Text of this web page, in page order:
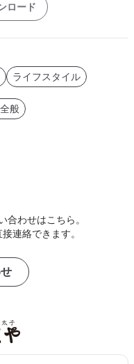
ロード
ライフスタイル
般
合わせはこちら。
連絡できます。